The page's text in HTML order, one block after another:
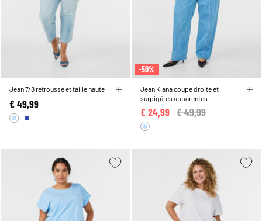
Jean 7/8 retroussé et taille haute
€ 49,99
-50%
Jean Kiana coupe droite et
surpiqûres apparentes
Price reduced from
€ 49,99
€ 24,99